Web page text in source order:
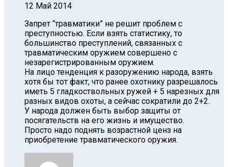
12 Май 2014
Запрет “травматики” не решит проблем с
преступностью. Если взять статистику, то
большинство преступлений, связанных с
травматическим оружием совершено с
незарегистрированным оружием.
На лицо тенденция к разоружению народа, взять
хотя бы тот факт, что ранее охотнику разрешалось
иметь 5 гладкоствольных ружей + 5 нарезных для
разных видов охоты, а сейчас сократили до 2+2.
У народа должен быть выбор защиты от
посягательств на его жизнь и имущество.
Просто надо поднять возрастной ценз на
приобретение травматического оружия.